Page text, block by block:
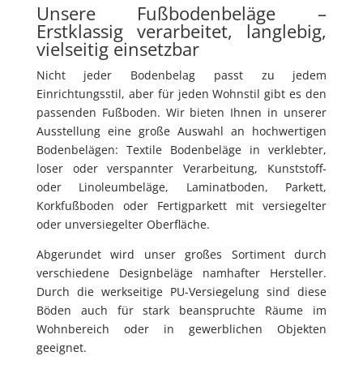
Unsere Fußbodenbeläge –
Erstklassig verarbeitet, langlebig,
vielseitig einsetzbar
Nicht jeder Bodenbelag passt zu jedem
Einrichtungsstil, aber für jeden Wohnstil gibt es den
passenden Fußboden. Wir bieten Ihnen in unserer
Ausstellung eine große Auswahl an hochwertigen
Bodenbelägen: Textile Bodenbeläge in verklebter,
loser oder verspannter Verarbeitung, Kunststoff-
oder Linoleumbeläge, Laminatboden, Parkett,
Korkfußboden oder Fertigparkett mit versiegelter
oder unversiegelter Oberfläche.
Abgerundet wird unser großes Sortiment durch
verschiedene Designbeläge namhafter Hersteller.
Durch die werkseitige PU-Versiegelung sind diese
Böden auch für stark beanspruchte Räume im
Wohnbereich oder in gewerblichen Objekten
geeignet.